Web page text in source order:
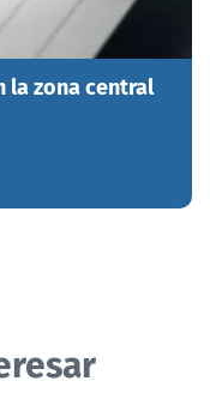
la zona central